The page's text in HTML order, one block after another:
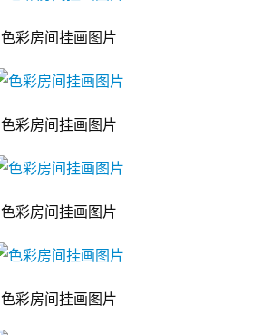
色彩房间挂画图片
色彩房间挂画图片
色彩房间挂画图片
色彩房间挂画图片